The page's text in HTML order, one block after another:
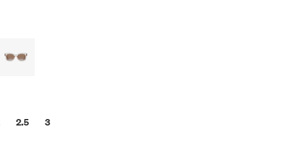
2.5 3